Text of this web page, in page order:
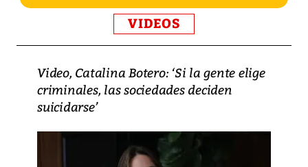
VIDEOS
Video, Catalina Botero: ‘Si la gente elige
criminales, las sociedades deciden
suicidarse’